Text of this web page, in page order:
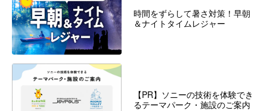
時間をずらして暑さ対策！早朝
＆ナイトタイムレジャー
【PR】ソニーの技術を体験でき
るテーマパーク・施設のご案内